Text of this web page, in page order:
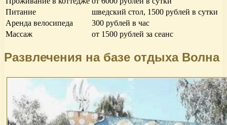
Питание
шведский стол, 1500 рублей в сутки
Аренда велосипеда
300 рублей в час
Массаж
от 1500 рублей за сеанс
Развлечения на базе отдыха Волна